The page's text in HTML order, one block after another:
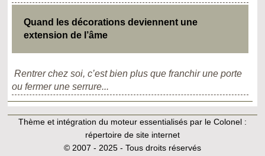
Quand les décorations deviennent une
extension de l’âme
Rentrer chez soi, c’est bien plus que franchir une porte
ou fermer une serrure...
Thème et intégration du moteur essentialisés par le Colonel :
répertoire de site internet
© 2007 - 2025 - Tous droits réservés